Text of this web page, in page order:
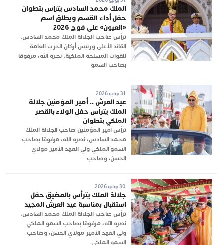
الملك محمد السادس يترأس بتطوان
حفل أداء القسم ويطلق اسم
«العيون» على فوج 2026
ترأس صاحب الجلالة الملك محمد السادس،
القائد الأعلى ورئيس أركان الحرب العامة
للقوات المسلحة الملكية، نصره الله، مرفوقا
بصاحب السمو
31 يوليو 2026
عيد العرش .. أمير المؤمنين جلالة
الملك يترأس حفل الولاء بالقصر
الملكي بتطوان
ترأس أمير المؤمنين صاحب الجلالة الملك
محمد السادس، نصره الله، مرفوقا بصاحب
السمو الملكي ولي العهد الأمير مولاي
الحسن، وصاحب
30 يوليو 2026
جلالة الملك يترأس بالمضيق حفل
استقبال بمناسبة عيد العرش المجيد
ترأس صاحب الجلالة الملك محمد السادس،
نصره الله، مرفوقا بصاحب السمو الملكي
ولي العهد الأمير مولاي الحسن، وصاحب
السمو الملكي